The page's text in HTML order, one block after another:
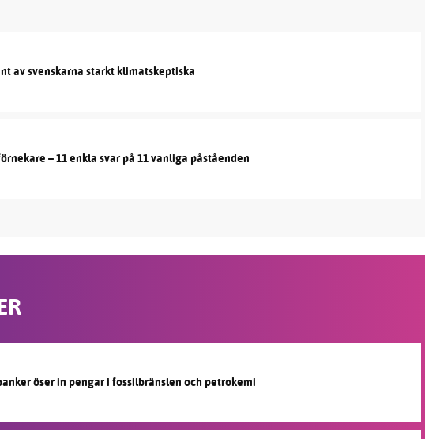
av svenskarna starkt klimatskeptiska
– 11 enkla svar på 11 vanliga påståenden
öser in pengar i fossilbränslen och petrokemi